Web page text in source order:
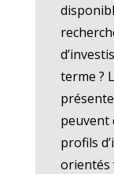
terme ?
peuvent
profils
orientés